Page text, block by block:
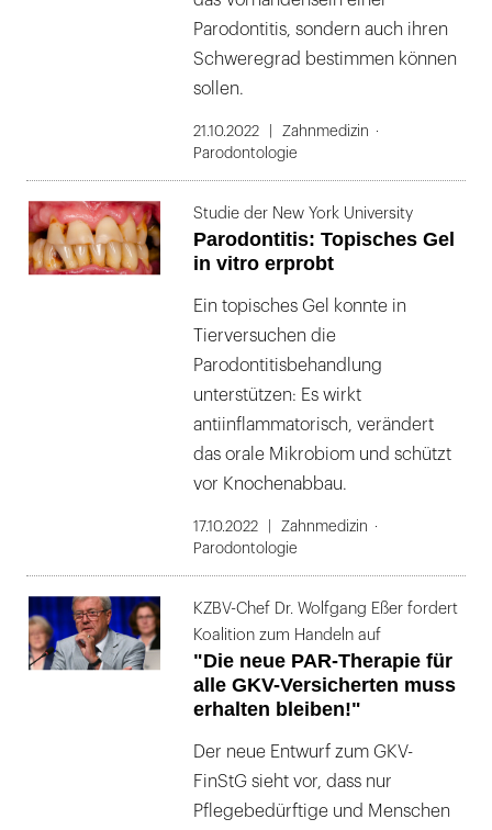
Parodontitis, sondern auch ihren
Schweregrad bestimmen können
sollen.
21.10.2022
Zahnmedizin
Parodontologie
Studie der New York University
Parodontitis: Topisches Gel
in vitro erprobt
Ein topisches Gel konnte in
Tierversuchen die
Parodontitisbehandlung
unterstützen: Es wirkt
antiinflammatorisch, verändert
das orale Mikrobiom und schützt
vor Knochenabbau.
17.10.2022
Zahnmedizin
Parodontologie
KZBV-Chef Dr. Wolfgang Eßer fordert
Koalition zum Handeln auf
"Die neue PAR-Therapie für
alle GKV-Versicherten muss
erhalten bleiben!"
Der neue Entwurf zum GKV-
FinStG sieht vor, dass nur
Pflegebedürftige und Menschen